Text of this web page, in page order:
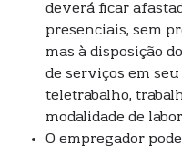
deverá ficar
presenciais, sem
mas à disposição
de serviços em
teletrabalho,
modalidade de
O empregador